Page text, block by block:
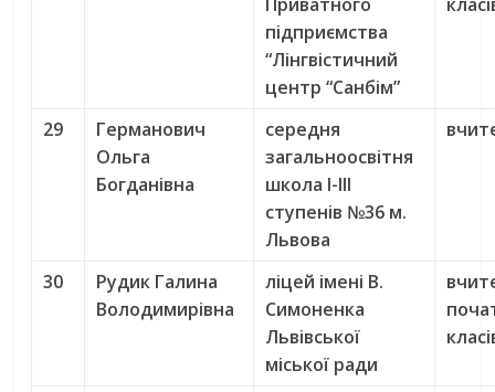
підприємства
“Лінгвістичний
центр “Санбім”
29
Германович
Ольга
Богданівна
середня
загальноосвітня
школа I-III
ступенів №36 м.
Львова
30
Рудик Галина
Володимирівна
ліцей імені В.
Симоненка
Львівської
міської ради